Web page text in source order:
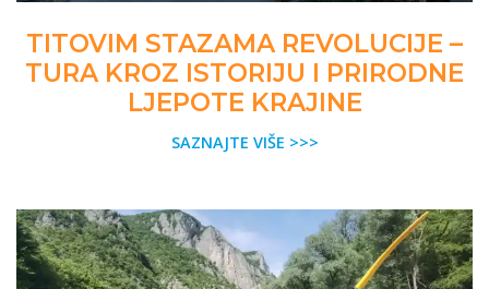
TITOVIM STAZAMA REVOLUCIJE –
TURA KROZ ISTORIJU I PRIRODNE
LJEPOTE KRAJINE
SAZNAJTE VIŠE >>>